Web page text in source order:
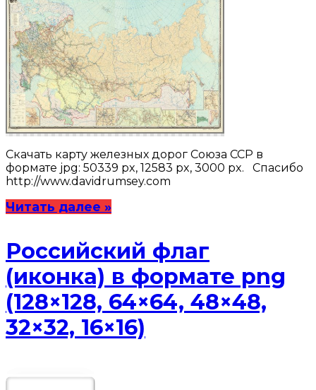
Скачать карту железных дорог Союза ССР в
формате jpg: 50339 px, 12583 px, 3000 px. Спасибо
http://www.davidrumsey.com
Читать далее »
Российский флаг
(иконка) в формате png
(128×128, 64×64, 48×48,
32×32, 16×16)